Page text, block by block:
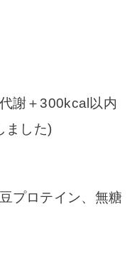
謝＋300kcal以内
ました)
プロテイン、無糖